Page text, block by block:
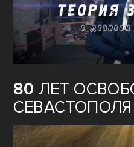
80 ЛЕТ
СЕВАСТОПОЛЯ